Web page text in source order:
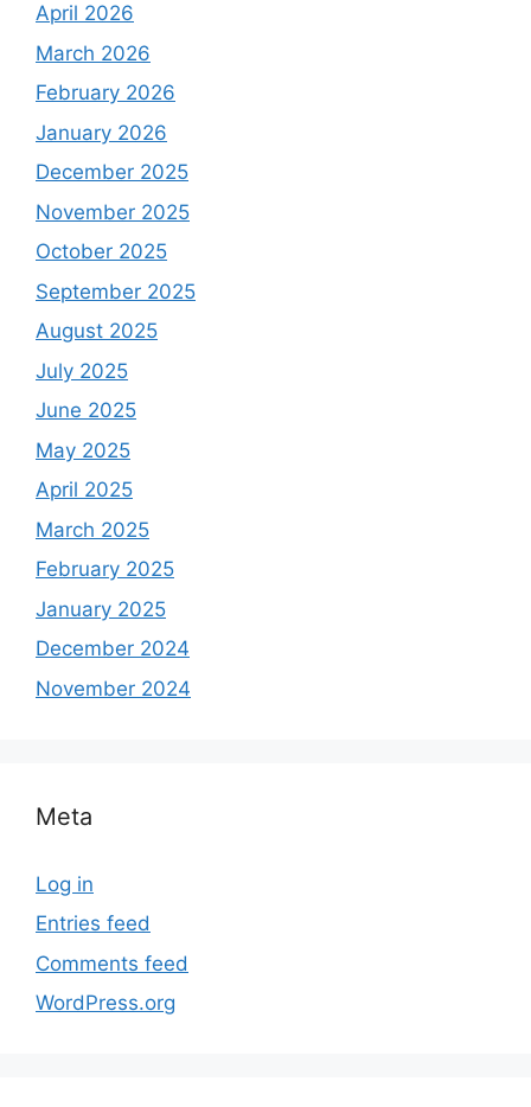
April 2026
March 2026
February 2026
January 2026
December 2025
November 2025
October 2025
September 2025
August 2025
July 2025
June 2025
May 2025
April 2025
March 2025
February 2025
January 2025
December 2024
November 2024
Meta
Log in
Entries feed
Comments feed
WordPress.org